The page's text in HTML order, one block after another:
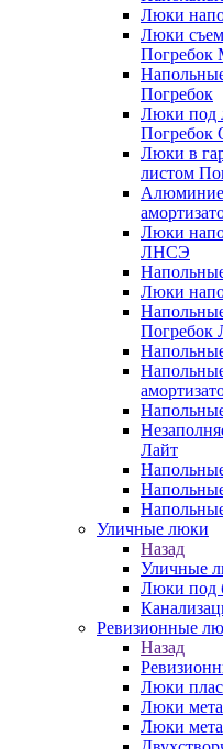
Люки
Люки
Погребок
Погребок
Люки под
Погребок
Люки в
листом
Люки
ЛНСЭ
Люки
Погребок
Лайт
Уличные люки
Назад
Уличные
Люки под
Ревизионные
Назад
Люки
Люки
Люки